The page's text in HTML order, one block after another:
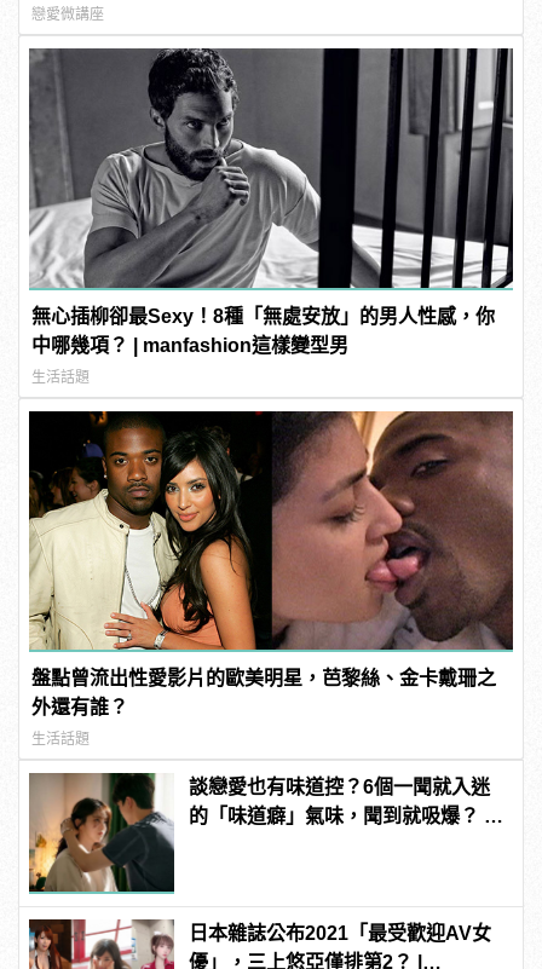
戀愛微講座
無心插柳卻最Sexy！8種「無處安放」的男人性感，你
中哪幾項？ | manfashion這樣變型男
生活話題
盤點曾流出性愛影片的歐美明星，芭黎絲、金卡戴珊之
外還有誰？
生活話題
談戀愛也有味道控？6個一聞就入迷
的「味道癖」氣味，聞到就吸爆？ |
日本雜誌公布2021「最受歡迎AV女
優」，三上悠亞僅排第2？ |